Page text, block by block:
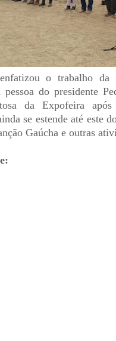
o trabalho da
do presidente
da Expofeira
se estende até este
Gaúcha e outras